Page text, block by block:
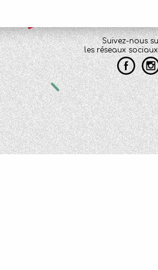
Suivez-nous
les réseaux